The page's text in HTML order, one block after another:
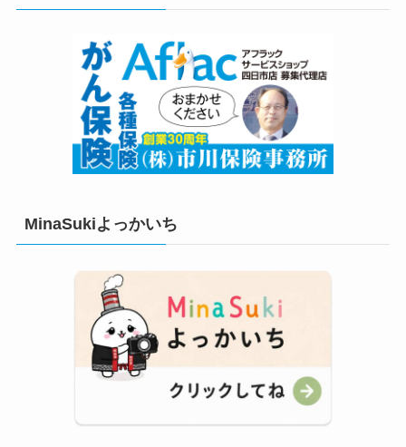
MinaSukiよっかいち